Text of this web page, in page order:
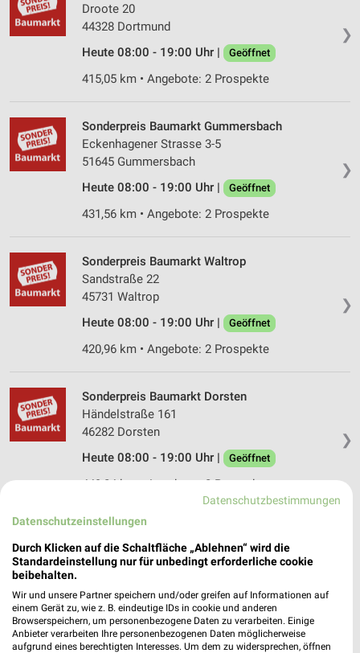
❯
Droote 20
44328 Dortmund
Heute 08:00 - 19:00 Uhr |
Geöffnet
415,05 km • Angebote: 2 Prospekte
❯
Sonderpreis Baumarkt Gummersbach
Eckenhagener Strasse 3-5
51645 Gummersbach
Heute 08:00 - 19:00 Uhr |
Geöffnet
431,56 km • Angebote: 2 Prospekte
❯
Sonderpreis Baumarkt Waltrop
Sandstraße 22
45731 Waltrop
Heute 08:00 - 19:00 Uhr |
Geöffnet
420,96 km • Angebote: 2 Prospekte
❯
Sonderpreis Baumarkt Dorsten
Händelstraße 161
46282 Dorsten
Heute 08:00 - 19:00 Uhr |
Geöffnet
449,24 km • Angebote: 2 Prospekte
Sonderpreis Baumarkt Grefrath
An der Kleinbahn 1A
47929 Grefrath
Heute 08:00 - 19:00 Uhr | Geöffnet
499,34 km • Angebote: 2 Prospekte
Datenschutzbestimmungen
Datenschutzeinstellungen
Durch Klicken auf die Schaltfläche „Ablehnen“ wird die
Standardeinstellung nur für unbedingt erforderliche cookie
beibehalten.
Wir und unsere Partner speichern und/oder greifen auf Informationen auf
einem Gerät zu, wie z. B. eindeutige IDs in cookie und anderen
Browserspeichern, um personenbezogene Daten zu verarbeiten. Einige
Anbieter verarbeiten Ihre personenbezogenen Daten möglicherweise
aufgrund eines berechtigten Interesses. Um dem zu widersprechen, öffnen